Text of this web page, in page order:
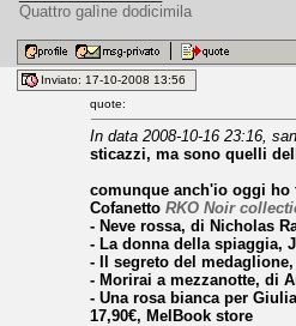
Quattro galìne dodicimila
Inviato: 17-10-2008 13:56
quote:
In data 2008-10-16 23:16,
sticazzi, ma sono quelli
comunque anch'io oggi ho
CofanettoRKO Noir
- Neve rossa, di Nicholas
- La donna della spiaggia,
- Il segreto del
- Morirai a mezzanotte, di
- Una rosa bianca per
17,90€, MelBook store